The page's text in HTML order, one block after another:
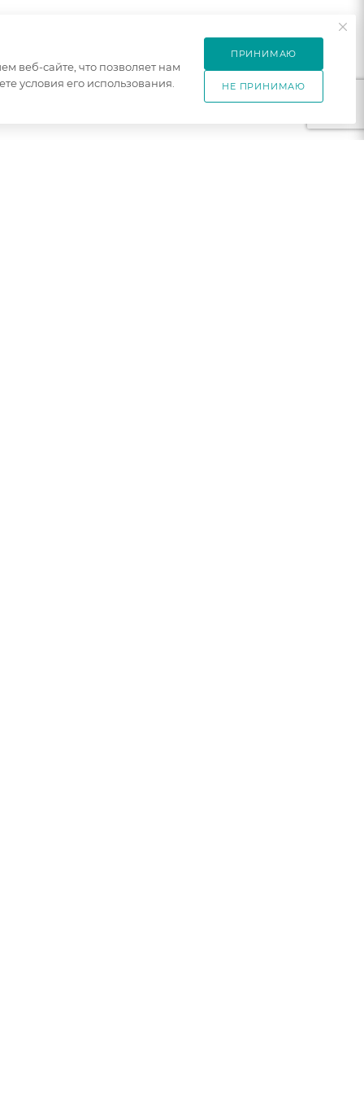
веб-сайте, что позволяет нам
условия его использования.
ПРИНИМАЮ
НЕ ПРИНИМАЮ